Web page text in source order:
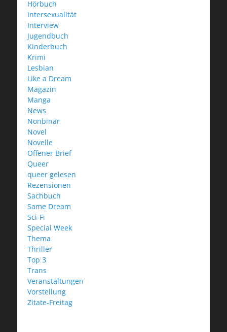
Hörbuch
Intersexualität
Interview
Jugendbuch
Kinderbuch
Krimi
Lesbian
Like a Dream
Magazin
Manga
News
Nonbinär
Novel
Novelle
Offener Brief
Queer
queer gelesen
Rezensionen
Sachbuch
Same Dream
Sci-Fi
Special Week
Thema
Thriller
Top 3
Trans
Veranstaltungen
Vorstellung
Zitate-Freitag